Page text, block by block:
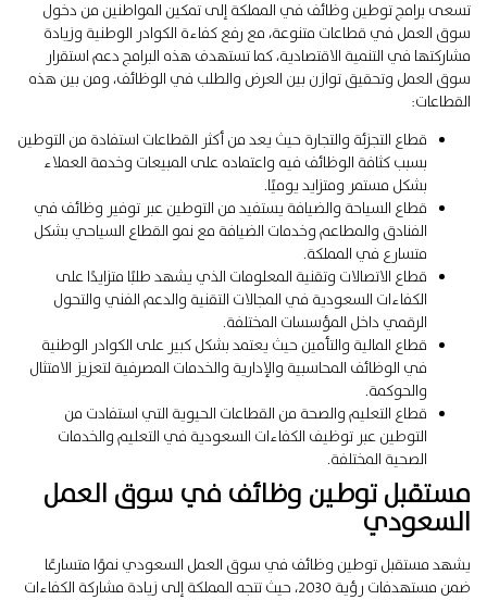
تسعى برامج توطين وظائف في المملكة إلى تمكين المواطنين من دخول
سوق العمل في قطاعات متنوعة، مع رفع كفاءة الكوادر الوطنية وزيادة
مشاركتها في التنمية الاقتصادية، كما تستهدف هذه البرامج دعم استقرار
سوق العمل وتحقيق توازن بين العرض والطلب في الوظائف، ومن بين هذه
القطاعات:
قطاع التجزئة والتجارة حيث يعد من أكثر القطاعات استفادة من التوطين
بسبب كثافة الوظائف فيه واعتماده على المبيعات وخدمة العملاء
بشكل مستمر ومتزايد يوميًا.
قطاع السياحة والضيافة يستفيد من التوطين عبر توفير وظائف في
الفنادق والمطاعم وخدمات الضيافة مع نمو القطاع السياحي بشكل
متسارع في المملكة.
قطاع الاتصالات وتقنية المعلومات الذي يشهد طلبًا متزايدًا على
الكفاءات السعودية في المجالات التقنية والدعم الفني والتحول
الرقمي داخل المؤسسات المختلفة.
قطاع المالية والتأمين حيث يعتمد بشكل كبير على الكوادر الوطنية
في الوظائف المحاسبية والإدارية والخدمات المصرفية لتعزيز الامتثال
والحوكمة.
قطاع التعليم والصحة من القطاعات الحيوية التي استفادت من
التوطين عبر توظيف الكفاءات السعودية في التعليم والخدمات
الصحية المختلفة.
مستقبل توطين وظائف في سوق العمل
السعودي
يشهد مستقبل توطين وظائف في سوق العمل السعودي نموًا متسارعًا
ضمن مستهدفات رؤية 2030، حيث تتجه المملكة إلى زيادة مشاركة الكفاءات